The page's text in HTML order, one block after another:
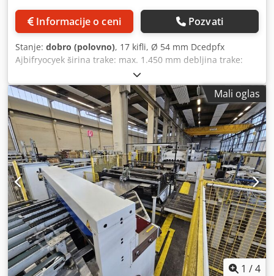
Informacije o ceni Pozvati
Stanje: dobro (polovno), 17 kifli, Ø 54 mm Dcedpfx
Ajbifryocyek širina trake: max. 1.450 mm debljina trake:
Mali oglas
1 /4